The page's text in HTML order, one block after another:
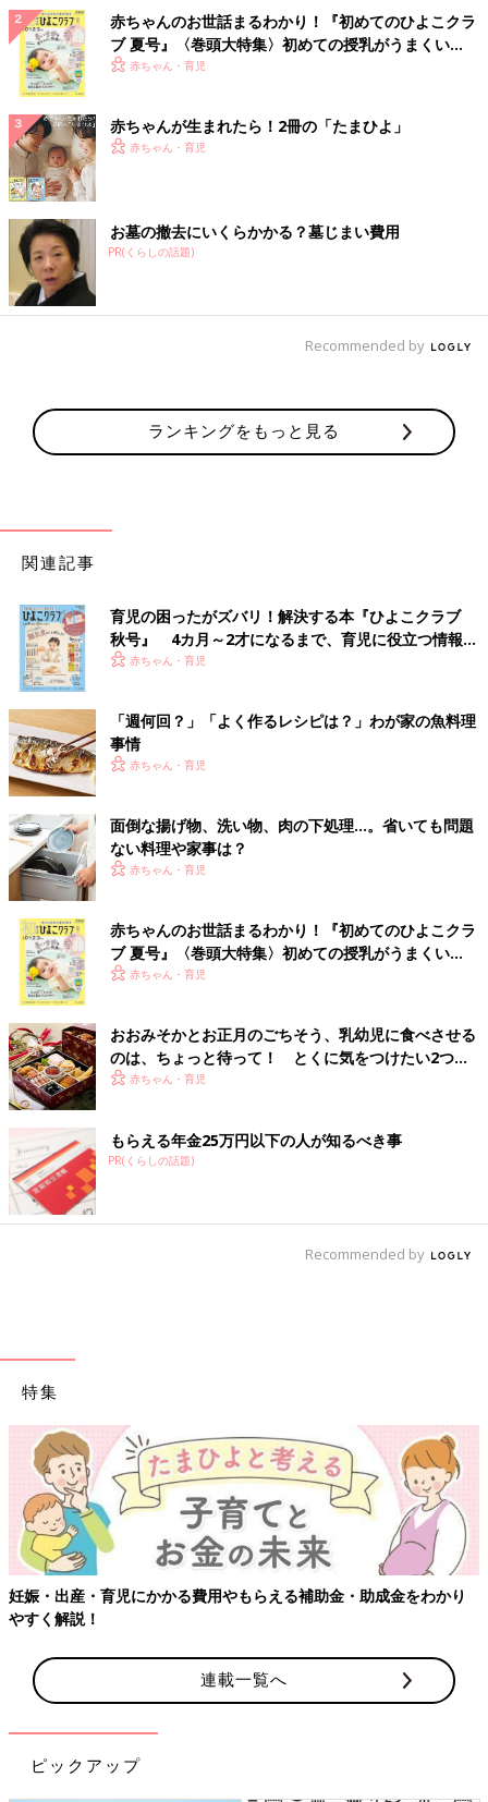
赤ちゃんのお世話まるわかり！『初めてのひよこクラ
ブ 夏号』〈巻頭大特集〉初めての授乳がうまくい
く！ おっぱい・ミルクの基本と夏のトラブル 解決テ
赤ちゃん・育児
赤ちゃんが生まれたら！2冊の「たまひよ」
赤ちゃん・育児
お墓の撤去にいくらかかる？墓じまい費用
PR(くらしの話題)
Recommended by
ランキングをもっと見る
関連記事
育児の困ったがズバリ！解決する本『ひよこクラブ
秋号』 4カ月～2才になるまで、育児に役立つ情報が
いっぱい！
赤ちゃん・育児
「週何回？」「よく作るレシピは？」わが家の魚料理
事情
赤ちゃん・育児
面倒な揚げ物、洗い物、肉の下処理…。省いても問題
ない料理や家事は？
赤ちゃん・育児
赤ちゃんのお世話まるわかり！『初めてのひよこクラ
ブ 夏号』〈巻頭大特集〉初めての授乳がうまくい
く！ おっぱい・ミルクの基本と夏のトラブル 解決テ
赤ちゃん・育児
おおみそかとお正月のごちそう、乳幼児に食べさせる
のは、ちょっと待って！ とくに気をつけたい2つの
食材【管理栄養士】
赤ちゃん・育児
もらえる年金25万円以下の人が知るべき事
PR(くらしの話題)
Recommended by
特集
【ワクチン接種できるものも】妊婦の感染症対策、知っておいて！
連載一覧へ
ピックアップ